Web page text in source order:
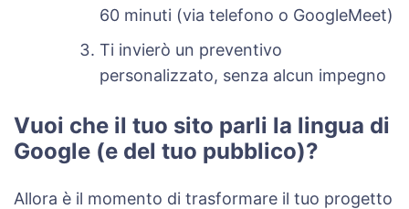
60 minuti (via telefono o GoogleMeet)
Ti invierò un preventivo
personalizzato, senza alcun impegno
Vuoi che il tuo sito parli la lingua di
Google (e del tuo pubblico)?
Allora è il momento di trasformare il tuo progetto